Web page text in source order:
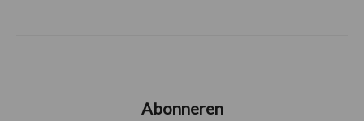
Abonneren